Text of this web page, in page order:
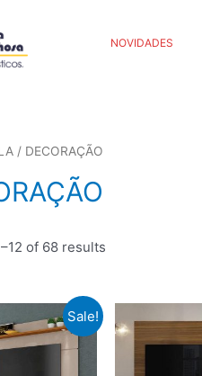
NOVIDADES
/ DECORAÇÃO
of 68 results
Sale!